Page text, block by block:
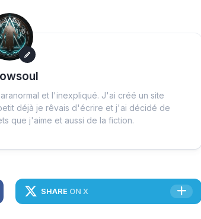
et l'inexpliqué. J'ai créé un site
déjà je rêvais d'écrire et j'ai décidé de
que j'aime et aussi de la fiction.
SHARE ON X